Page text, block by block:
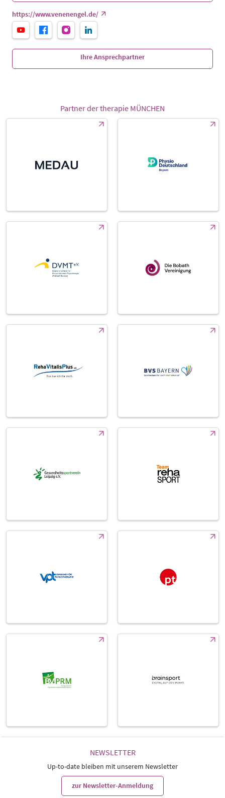
https://www.venenengel.de/
Ihre Ansprechpartner
Partner der therapie MÜNCHEN
NEWSLETTER
Up-to-date bleiben mit unserem Newsletter
zur Newsletter-Anmeldung